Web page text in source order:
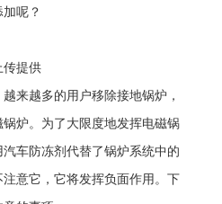
呢？
传提供
来越多的用户移除接地锅炉，
炉。为了大限度地发挥电磁锅
车防冻剂代替了锅炉系统中的
意它，它将发挥负面作用。下